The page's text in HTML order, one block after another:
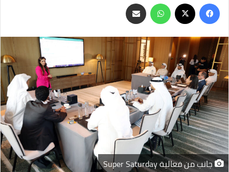
فيسبوك
‫X واتسابمشاركة
عبر
البريد
جانب من فعالية Super Saturday